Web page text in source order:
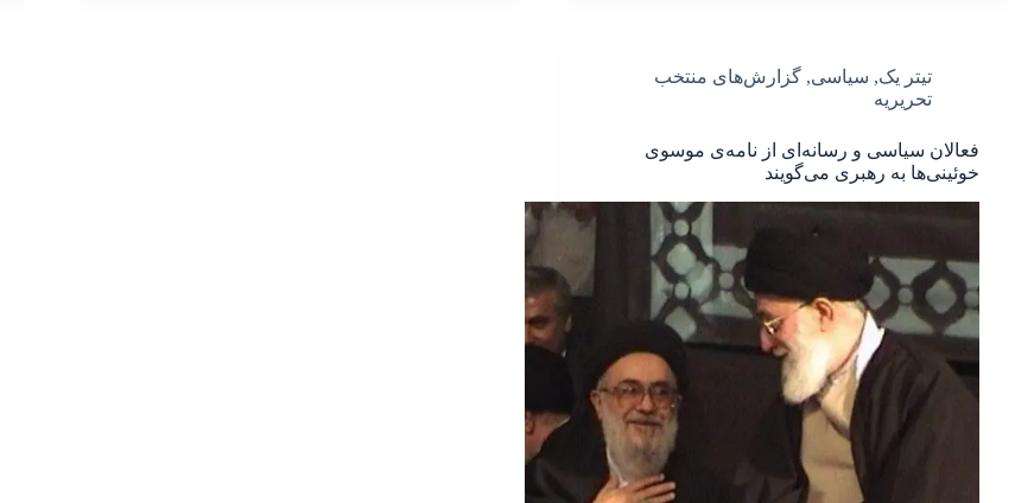
تیتر یک, سیاسی, گزارش‌های منتخب
تحریریه
فعالان سیاسی و رسانه‌ای از نامه‌ی موسوی
خوئینی‌ها به رهبری می‌گویند